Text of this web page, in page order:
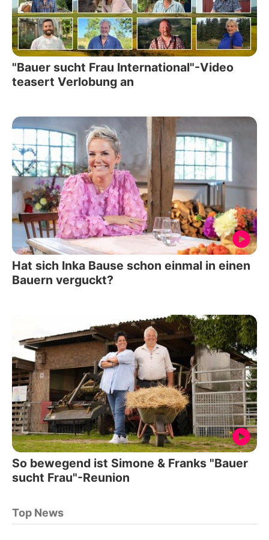
"Bauer sucht Frau International"-Video
teasert Verlobung an
Hat sich Inka Bause schon einmal in einen
Bauern verguckt?
So bewegend ist Simone & Franks "Bauer
sucht Frau"-Reunion
Top News